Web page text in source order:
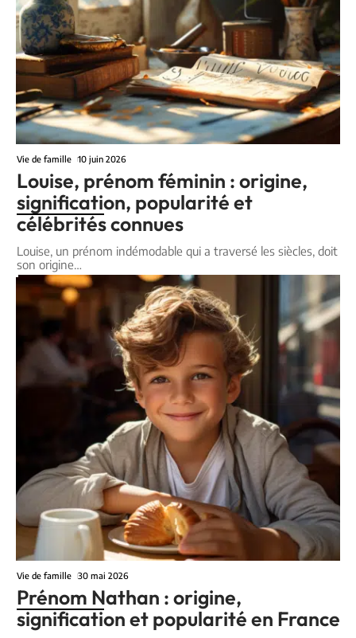
Vie de famille 10 juin 2026
Louise, prénom féminin : origine,
signification, popularité et
célébrités connues
Louise, un prénom indémodable qui a traversé les siècles, doit
son origine…
Vie de famille 30 mai 2026
Prénom Nathan : origine,
signification et popularité en France